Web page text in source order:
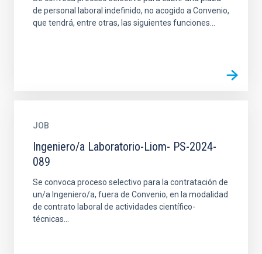
de personal laboral indefinido, no acogido a Convenio,
que tendrá, entre otras, las siguientes funciones...
JOB
Ingeniero/a Laboratorio-Liom- PS-2024-
089
Se convoca proceso selectivo para la contratación de
un/a Ingeniero/a, fuera de Convenio, en la modalidad
de contrato laboral de actividades científico-
técnicas...